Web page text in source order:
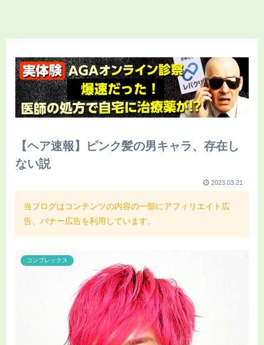
【ヘア速報】ピンク髪の男キャラ、存在し
ない説
2023.03.21
当ブログはコンテンツの内容の一部にアフィリエイト広
告、バナー広告を利用しています。
コンプレックス